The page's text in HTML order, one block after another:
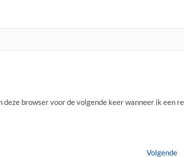
deze browser voor de volgende keer wanneer ik een
Volgende